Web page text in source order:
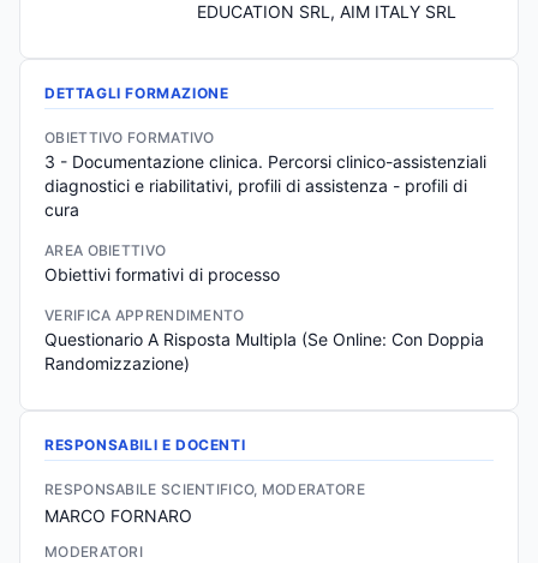
EDUCATION SRL, AIM ITALY SRL
DETTAGLI FORMAZIONE
OBIETTIVO FORMATIVO
3 - Documentazione clinica. Percorsi clinico-assistenziali
diagnostici e riabilitativi, profili di assistenza - profili di
cura
AREA OBIETTIVO
Obiettivi formativi di processo
VERIFICA APPRENDIMENTO
Questionario A Risposta Multipla (Se Online: Con Doppia
Randomizzazione)
RESPONSABILI E DOCENTI
RESPONSABILE SCIENTIFICO, MODERATORE
MARCO FORNARO
MODERATORI